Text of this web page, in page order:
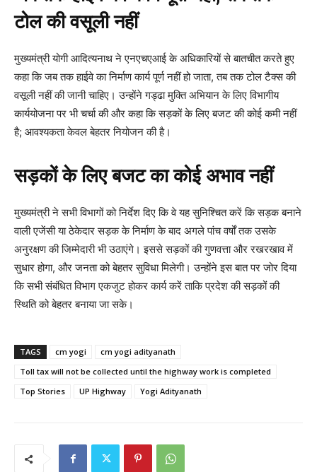
टोल की वसूली नहीं
मुख्यमंत्री योगी आदित्यनाथ ने एनएचएआई के अधिकारियों से बातचीत करते हुए
कहा कि जब तक हाईवे का निर्माण कार्य पूर्ण नहीं हो जाता, तब तक टोल टैक्स की
वसूली नहीं की जानी चाहिए। उन्होंने गड्ढा मुक्ति अभियान के लिए विभागीय
कार्ययोजना पर भी चर्चा की और कहा कि सड़कों के लिए बजट की कोई कमी नहीं
है; आवश्यकता केवल बेहतर नियोजन की है।
सड़कों के लिए बजट का कोई अभाव नहीं
मुख्यमंत्री ने सभी विभागों को निर्देश दिए कि वे यह सुनिश्चित करें कि सड़क बनाने
वाली एजेंसी या ठेकेदार सड़क के निर्माण के बाद अगले पांच वर्षों तक उसके
अनुरक्षण की जिम्मेदारी भी उठाएंगे। इससे सड़कों की गुणवत्ता और रखरखाव में
सुधार होगा, और जनता को बेहतर सुविधा मिलेगी। उन्होंने इस बात पर जोर दिया
कि सभी संबंधित विभाग एकजुट होकर कार्य करें ताकि प्रदेश की सड़कों की
स्थिति को बेहतर बनाया जा सके।
TAGS cm yogi
cm yogi adityanath
Toll tax will not be collected until the highway work is completed
Top Stories
UP Highway Yogi Adityanath